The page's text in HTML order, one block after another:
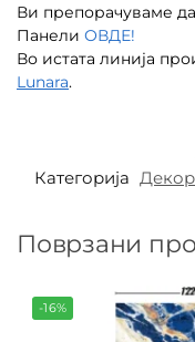
Ви препорачуваме
Панели ОВДЕ!
Во истата линија
Lunara.
Категорија
Поврзани
-16%